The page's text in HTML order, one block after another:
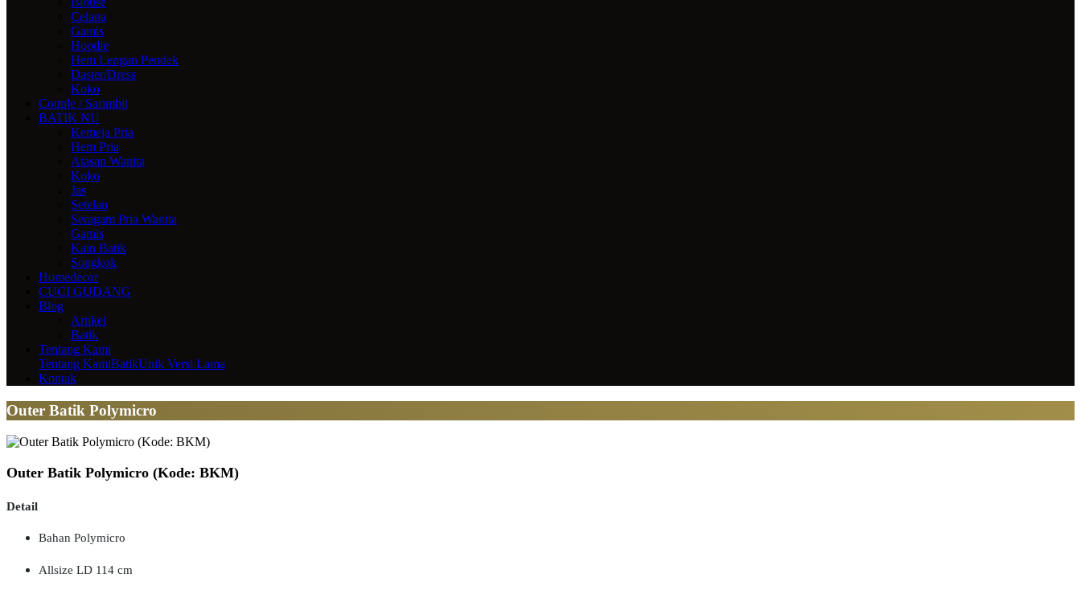
Celana
Gamis
Hoodie
Hem Lengan Pendek
Daster/Dress
Koko
Couple / Sarimbit
BATIK NU
Kemeja Pria
Hem Pria
Atasan Wanita
Koko
Jas
Setelan
Seragam Pria Wanita
Gamis
Kain Batik
Songkok
Homedecor
CUCI GUDANG
Blog
Artikel
Batik
Tentang Kami
Tentang KamiBatikUnik Versi Lama
Kontak
Outer Batik Polymicro
Outer Batik Polymicro (Kode: BKM)
Detail
Bahan Polymicro
Allsize LD 114 cm